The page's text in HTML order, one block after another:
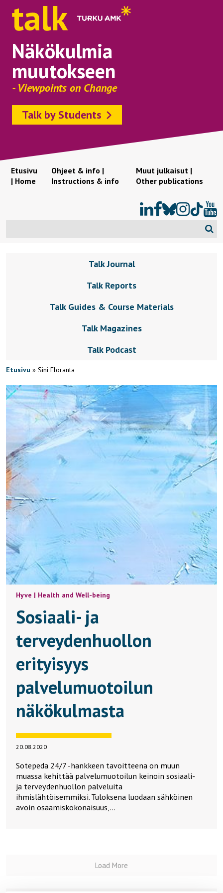
Näkökulmia
muutokseen
- Viewpoints on Change
Talk by Students
Etusivu
| Home
Ohjeet & info |
Instructions & info
Muut julkaisut |
Other publications
Talk Journal
Talk Reports
Talk Guides & Course Materials
Talk Magazines
Talk Podcast
Etusivu » Sini Eloranta
Hyve | Health and Well-being
Sosiaali- ja
terveydenhuollon
erityisyys
palvelumuotoilun
näkökulmasta
20.08.2020
Sotepeda 24/7 -hankkeen tavoitteena on muun
muassa kehittää palvelumuotoilun keinoin sosiaali-
ja terveydenhuollon palveluita
ihmislähtöisemmiksi. Tuloksena luodaan sähköinen
avoin osaamiskokonaisuus,…
Load More